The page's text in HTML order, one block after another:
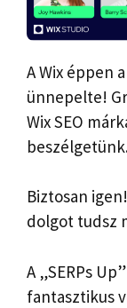
A Wix éppen
ünnepelte!
Wix SEO
Biztosan
dolgot tudsz
A „SERPs
fantasztikus